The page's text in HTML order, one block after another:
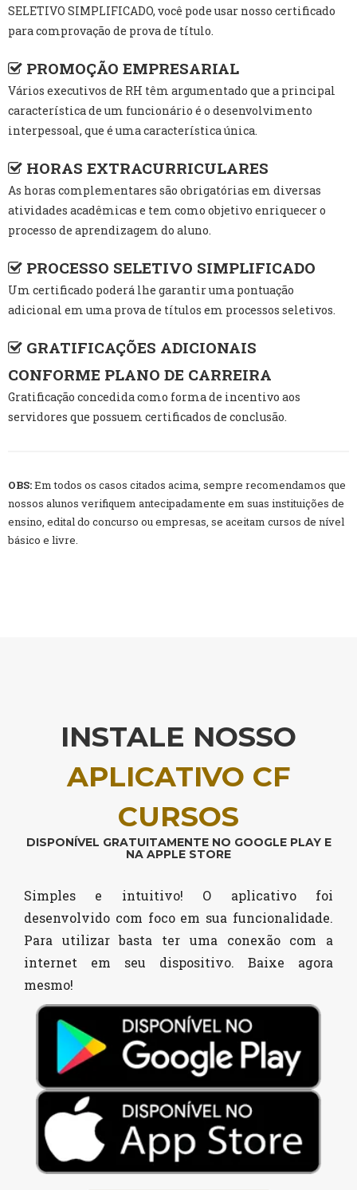
SELETIVO SIMPLIFICADO, você pode usar nosso certificado
para comprovação de prova de título.
PROMOÇÃO EMPRESARIAL
Vários executivos de RH têm argumentado que a principal
característica de um funcionário é o desenvolvimento
interpessoal, que é uma característica única.
HORAS EXTRACURRICULARES
As horas complementares são obrigatórias em diversas
atividades acadêmicas e tem como objetivo enriquecer o
processo de aprendizagem do aluno.
PROCESSO SELETIVO SIMPLIFICADO
Um certificado poderá lhe garantir uma pontuação
adicional em uma prova de títulos em processos seletivos.
GRATIFICAÇÕES ADICIONAIS
CONFORME PLANO DE CARREIRA
Gratificação concedida como forma de incentivo aos
servidores que possuem certificados de conclusão.
OBS:Em todos os casos citados acima, sempre recomendamos que
nossos alunos verifiquem antecipadamente em suas instituições de
ensino, edital do concurso ou empresas, se aceitam cursos de nível
básico e livre.
INSTALE NOSSO
APLICATIVO CF
CURSOS
DISPONÍVEL GRATUITAMENTE NO GOOGLE PLAY E
NA APPLE STORE
Simples e intuitivo! O aplicativo foi
desenvolvido com foco em sua funcionalidade.
Para utilizar basta ter uma conexão com a
internet em seu dispositivo. Baixe agora
mesmo!